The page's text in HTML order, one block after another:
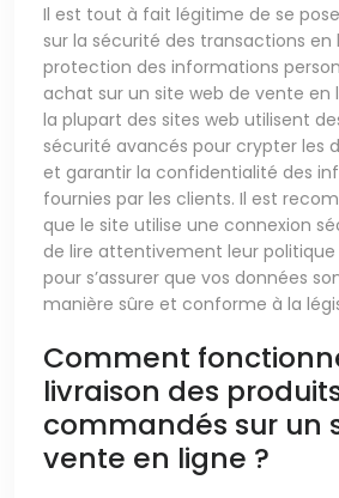
Il est tout à fait légitime de se
sur la sécurité des transactions en
protection des informations
achat sur un site web de vente en
la plupart des sites web utilisent
sécurité avancés pour crypter les
et garantir la confidentialité des
fournies par les clients. Il est
que le site utilise une connexion
de lire attentivement leur
pour s’assurer que vos données
manière sûre et conforme à la
Comment
livraison des
commandés sur un
vente en ligne ?